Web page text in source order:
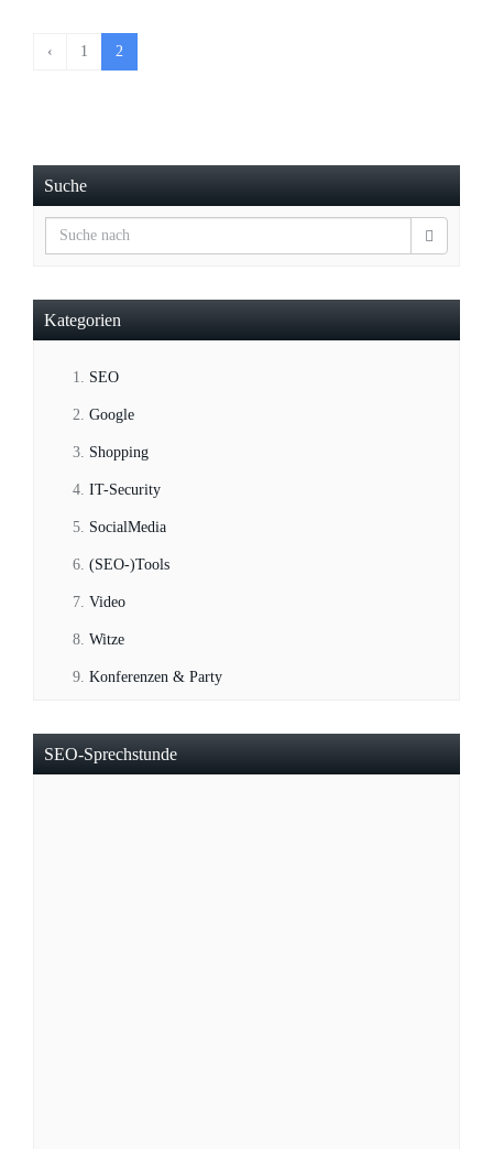
‹ 1 2
Suche
Kategorien
SEO
Google
Shopping
IT-Security
SocialMedia
(SEO-)Tools
Video
Witze
Konferenzen & Party
SEO-Sprechstunde